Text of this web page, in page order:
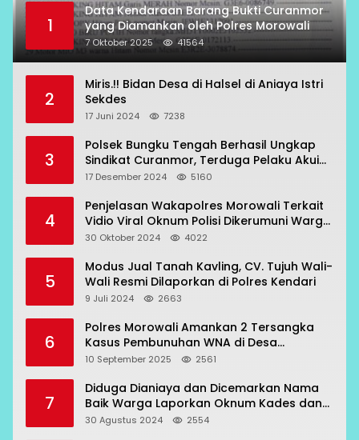
1
Data Kendaraan Barang Bukti Curanmor
yang Diamankan oleh Polres Morowali
7 Oktober 2025 41564
2
Miris.!! Bidan Desa di Halsel di Aniaya Istri
Sekdes
17 Juni 2024 7238
3
Polsek Bungku Tengah Berhasil Ungkap
Sindikat Curanmor, Terduga Pelaku Akui
Beraksi di 7 Lokasi
17 Desember 2024 5160
4
Penjelasan Wakapolres Morowali Terkait
Vidio Viral Oknum Polisi Dikerumuni Warga
Bahodopi
30 Oktober 2024 4022
5
Modus Jual Tanah Kavling, CV. Tujuh Wali-
Wali Resmi Dilaporkan di Polres Kendari
9 Juli 2024 2663
6
Polres Morowali Amankan 2 Tersangka
Kasus Pembunuhan WNA di Desa
Topogaro
10 September 2025 2561
7
Diduga Dianiaya dan Dicemarkan Nama
Baik Warga Laporkan Oknum Kades dan
Oknum Polisi
30 Agustus 2024 2554